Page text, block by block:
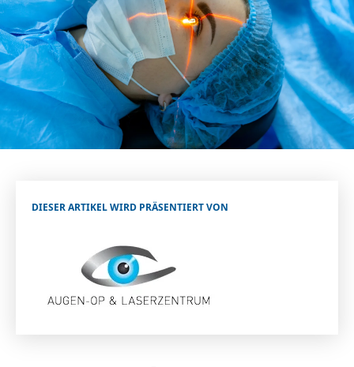
Newsreader
Themen
Das geheime Geräusch
Fotobox
Amphibienschutz
Programm
Handwerker
DIESER ARTIKEL WIRD PRÄSENTIERT VON